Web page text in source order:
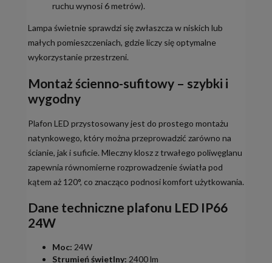
ruchu wynosi 6 metrów).
Lampa świetnie sprawdzi się zwłaszcza w niskich lub
małych pomieszczeniach, gdzie liczy się optymalne
wykorzystanie przestrzeni.
Montaż ścienno-sufitowy – szybki i
wygodny
Plafon LED przystosowany jest do prostego montażu
natynkowego, który można przeprowadzić zarówno na
ścianie, jak i suficie. Mleczny klosz z trwałego poliwęglanu
zapewnia równomierne rozprowadzenie światła pod
kątem aż 120°, co znacząco podnosi komfort użytkowania.
Dane techniczne plafonu LED IP66
24W
Moc: 24W
Strumień świetlny: 2400 lm